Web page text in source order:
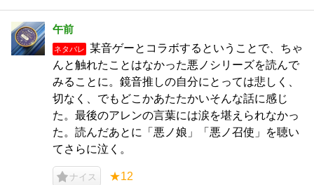
午前
ネタバレ
某音ゲーとコラボするということで、ちゃ
んと触れたことはなかった悪ノシリーズを読んで
みることに。鏡音推しの自分にとっては悲しく、
切なく、でもどこかあたたかいそんな話に感じ
た。最後のアレンの言葉には涙を堪えられなかっ
た。読んだあとに「悪ノ娘」「悪ノ召使」を聴い
てさらに泣く。
ナイス ★12